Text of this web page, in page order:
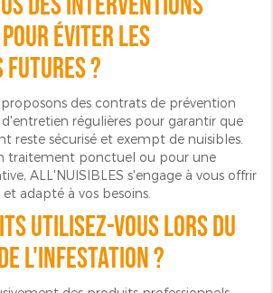
éviter les
futures ?
des contrats de prévention
d'entretien régulières pour garantir que
reste sécurisé et exempt de nuisibles.
traitement ponctuel ou pour une
ALL'NUISIBLES s'engage à vous offrir
adapté à vos besoins.
utilisez-vous lors du
l'infestation ?